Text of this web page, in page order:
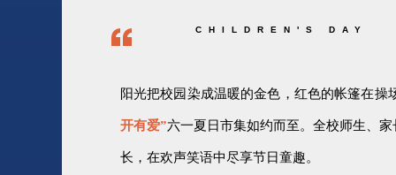
CHILDREN'S DAY
阳光把校园染成温暖的金色，红色的帐篷在
开有爱”六一夏日市集如约而至。全校师生、
长，在欢声笑语中尽享节日童趣。